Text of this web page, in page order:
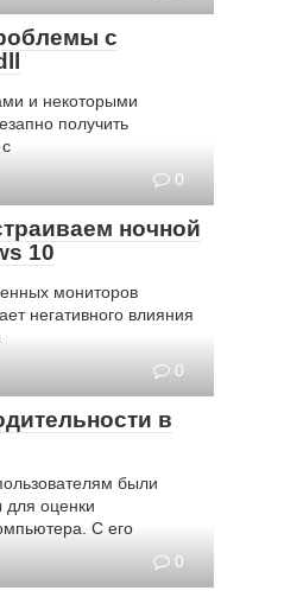
с
и некоторыми
получить
0
ночной
10
мониторов
негативного влияния
0
в
были
для оценки
С его
0